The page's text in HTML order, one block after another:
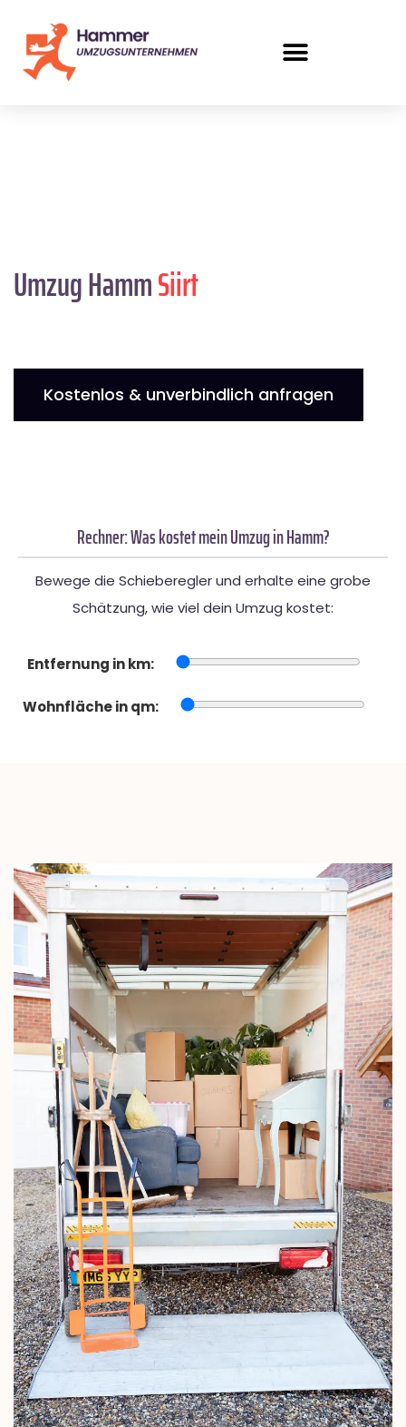
Umzug HammSiirt
Kostenlos & unverbindlich anfragen
Rechner: Was kostet mein Umzug in Hamm?
Bewege die Schieberegler und erhalte eine grobe
Schätzung, wie viel dein Umzug kostet:
Entfernung in km:
Wohnfläche in qm: